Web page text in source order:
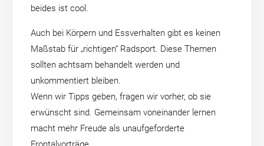
beides ist cool.
Auch bei Körpern und Essverhalten gibt es keinen
Maßstab für „richtigen“ Radsport. Diese Themen
sollten achtsam behandelt werden und
unkommentiert bleiben.
Wenn wir Tipps geben, fragen wir vorher, ob sie
erwünscht sind. Gemeinsam voneinander lernen
macht mehr Freude als unaufgeforderte